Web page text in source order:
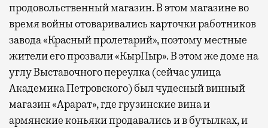
продовольственный магазин. В этом магазине во
время войны отоваривались карточки работников
завода «Красный пролетарий», поэтому местные
жители его прозвали «КырПыр». В этом же доме на
углу Выставочного переулка (сейчас улица
Академика Петровского) был чудесный винный
магазин «Арарат», где грузинские вина и
армянские коньяки продавались и в бутылках, и